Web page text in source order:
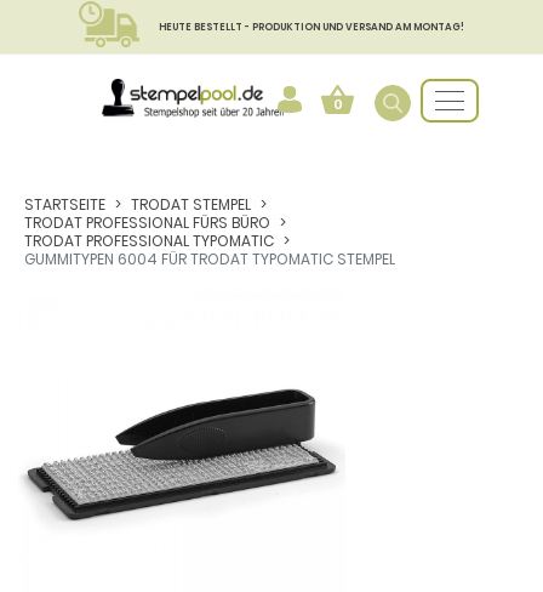
HEUTE BESTELLT - PRODUKTION UND VERSAND AM MONTAG!
0
STARTSEITE
TRODAT STEMPEL
TRODAT PROFESSIONAL FÜRS BÜRO
TRODAT PROFESSIONAL TYPOMATIC
GUMMITYPEN 6004 FÜR TRODAT TYPOMATIC STEMPEL